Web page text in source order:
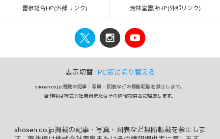
書泉総合HP(外部リンク) 芳林堂書店HP(外部リンク)
表示切替 : PC版に切り替える
shosen.co.jp 掲載の記事・写真・図表などの無断転載を禁止します。
著作権は株式会社書泉またはその情報提供者に帰属します。
shosen.co.jp掲載の記事・写真・図表など無断転載を禁止しま